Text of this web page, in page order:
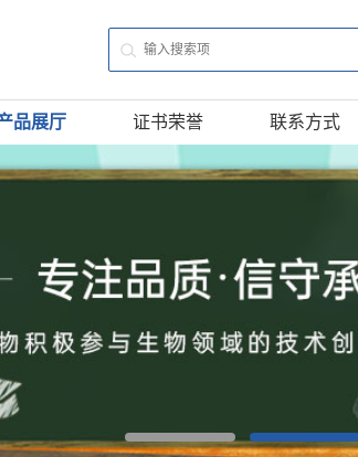
品展厅 证书荣誉 联系方式